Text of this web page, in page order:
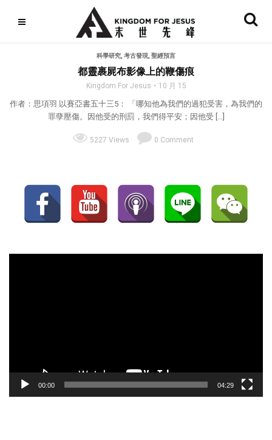
科學研究 考古發現 聖經預言
都靈裹屍布影像上的鞭傷痕
Kingdom For Jesus 10 月 15
作者：思項羽 以賽亞書五十三5： 「哪知他為我們的過犯受害，為我們的
罪孽壓傷。因他受的刑罰，我們得平安；因他受 […]
5227 Views 0 Comment
00:00 04:29